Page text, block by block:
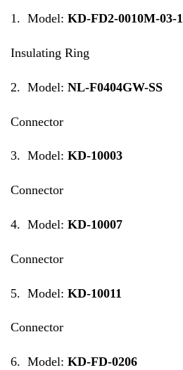
1. Model: KD-FD2-0010M-03-1
Insulating Ring
2. Model: NL-F0404GW-SS
Connector
3. Model: KD-10003
Connector
4. Model: KD-10007
Connector
5. Model: KD-10011
Connector
6. Model: KD-FD-0206